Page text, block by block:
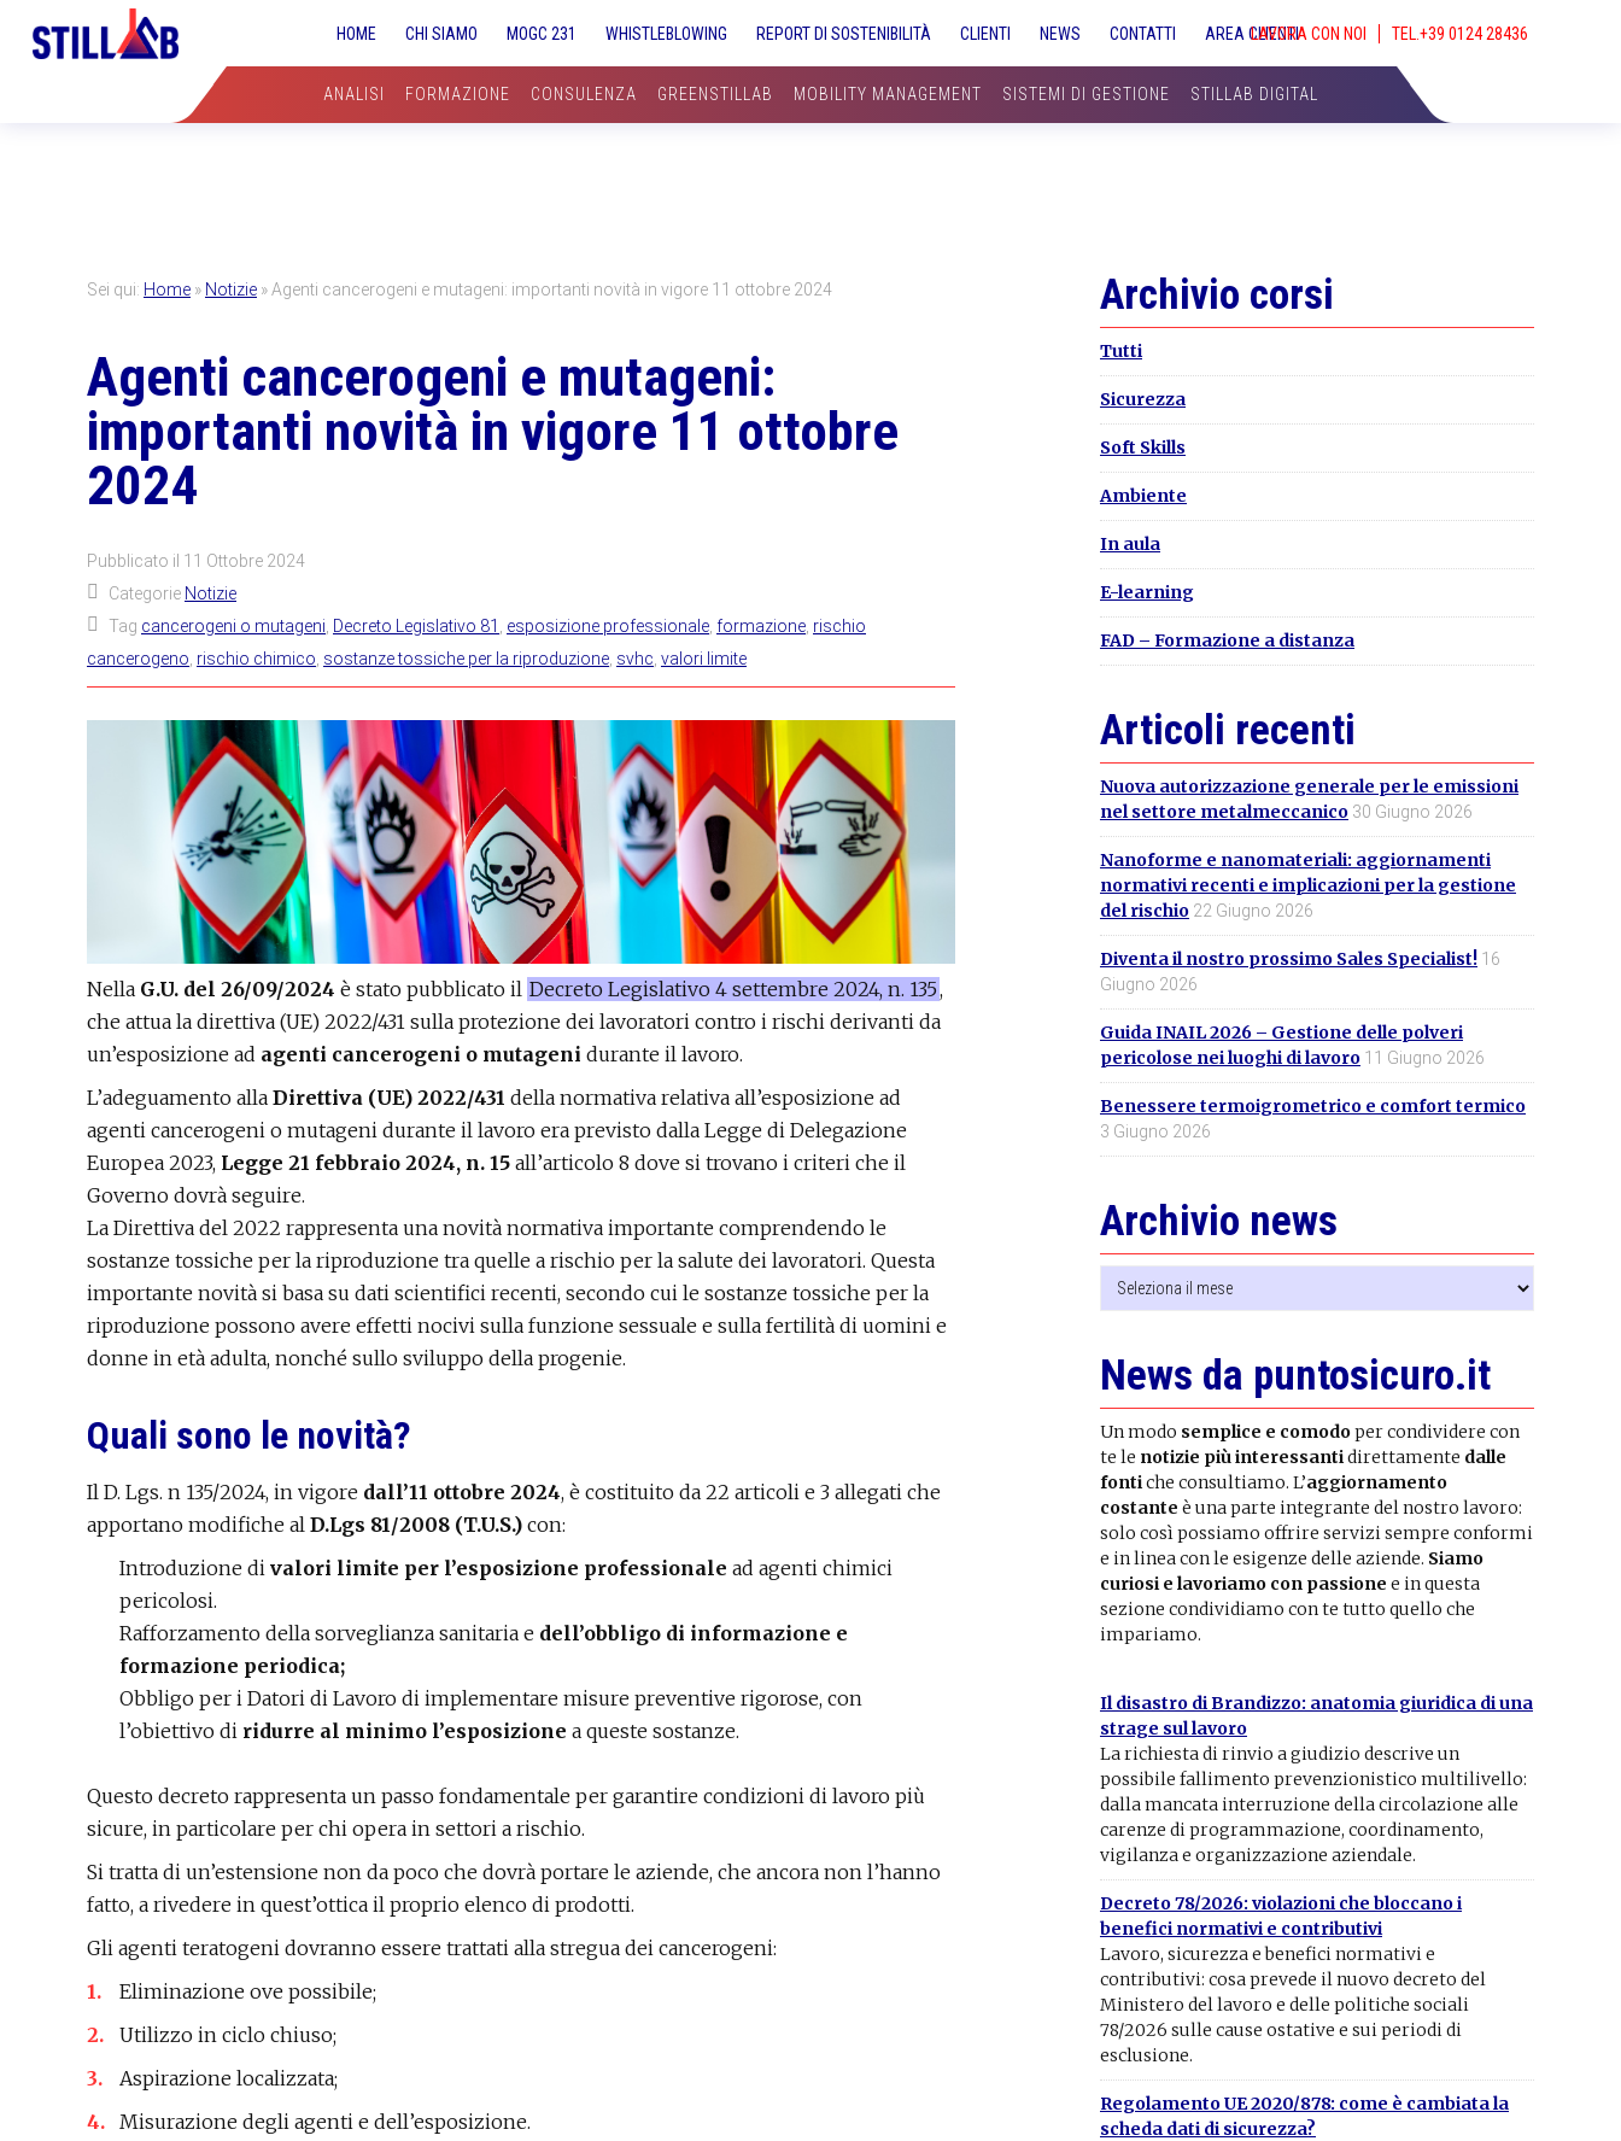
HOME CHI SIAMO MOGC 231 WHISTLEBLOWING REPORT DI SOSTENIBILITÀ CLIENTI NEWS CONTATTI AREA CLIENTILAVORA CON NOI
ANALISI
FORMAZIONE CONSULENZA GREENSTILLAB MOBILITY MANAGEMENT SISTEMI DI GESTIONE STILLAB DIGITAL
Sei qui: Home » Notizie »Agenti cancerogeni e mutageni: importanti novità in vigore 11 ottobre 2024
Agenti cancerogeni e mutageni:
importanti novità in vigore 11 ottobre
2024
Pubblicato il 11 Ottobre 2024
Categorie Notizie
Tag cancerogeni o mutageni Decreto Legislativo 81 esposizione professionale formazione rischio
cancerogeno rischio chimico sostanze tossiche per la riproduzione svhc valori limite
Nella G.U. del 26/09/2024 è stato pubblicato il Decreto Legislativo 4 settembre 2024, n. 135,
che attua la direttiva (UE) 2022/431 sulla protezione dei lavoratori contro i rischi derivanti da
un’esposizione ad agenti cancerogeni o mutageni durante il lavoro.
L’adeguamento alla Direttiva (UE) 2022/431 della normativa relativa all’esposizione ad
agenti cancerogeni o mutageni durante il lavoro era previsto dalla Legge di Delegazione
Europea 2023, Legge 21 febbraio 2024, n. 15 all’articolo 8 dove si trovano i criteri che il
Governo dovrà seguire.
La Direttiva del 2022 rappresenta una novità normativa importante comprendendo le
sostanze tossiche per la riproduzione tra quelle a rischio per la salute dei lavoratori. Questa
importante novità si basa su dati scientifici recenti, secondo cui le sostanze tossiche per la
riproduzione possono avere effetti nocivi sulla funzione sessuale e sulla fertilità di uomini e
donne in età adulta, nonché sullo sviluppo della progenie.
Quali sono le novità?
Il D. Lgs. n 135/2024, in vigore dall’11 ottobre 2024, è costituito da 22 articoli e 3 allegati che
apportano modifiche al D.Lgs 81/2008 (T.U.S.) con:
Introduzione di valori limite per l’esposizione professionale ad agenti chimici
pericolosi.
Rafforzamento della sorveglianza sanitaria e dell’obbligo di informazione e
formazione periodica;
Obbligo per i Datori di Lavoro di implementare misure preventive rigorose, con
l’obiettivo di ridurre al minimo l’esposizione a queste sostanze.
Questo decreto rappresenta un passo fondamentale per garantire condizioni di lavoro più
sicure, in particolare per chi opera in settori a rischio.
Si tratta di un’estensione non da poco che dovrà portare le aziende, che ancora non l’hanno
fatto, a rivedere in quest’ottica il proprio elenco di prodotti.
Gli agenti teratogeni dovranno essere trattati alla stregua dei cancerogeni:
Eliminazione ove possibile;
Utilizzo in ciclo chiuso;
Aspirazione localizzata;
Misurazione degli agenti e dell’esposizione.
Primary
Sidebar
Archivio corsi
Tutti
Sicurezza
Soft Skills
Ambiente
In aula
E-learning
FAD – Formazione a distanza
Articoli recenti
Nuova autorizzazione generale per le emissioni
nel settore metalmeccanico 30 Giugno 2026
Nanoforme e nanomateriali: aggiornamenti
normativi recenti e implicazioni per la gestione
del rischio 22 Giugno 2026
Diventa il nostro prossimo Sales Specialist! 16
Giugno 2026
Guida INAIL 2026 – Gestione delle polveri
pericolose nei luoghi di lavoro 11 Giugno 2026
Benessere termoigrometrico e comfort termico
3 Giugno 2026
Archivio news
Archivio
news
News da puntosicuro.it
Un modo semplice e comodoper condividere con
te le notizie più interessantidirettamente dalle
fontiche consultiamo. L’aggiornamento
costante è una parte integrante del nostro lavoro:
solo così possiamo offrire servizi sempre conformi
e in linea con le esigenze delle aziende. Siamo
curiosi e lavoriamo con passione e in questa
sezione condividiamo con te tutto quello che
impariamo.
Il disastro di Brandizzo: anatomia giuridica di una
strage sul lavoro
La richiesta di rinvio a giudizio descrive un
possibile fallimento prevenzionistico multilivello:
dalla mancata interruzione della circolazione alle
carenze di programmazione, coordinamento,
vigilanza e organizzazione aziendale.
Decreto 78/2026: violazioni che bloccano i
benefici normativi e contributivi
Lavoro, sicurezza e benefici normativi e
contributivi: cosa prevede il nuovo decreto del
Ministero del lavoro e delle politiche sociali
78/2026 sulle cause ostative e sui periodi di
esclusione.
Regolamento UE 2020/878: come è cambiata la
scheda dati di sicurezza?